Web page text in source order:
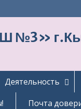
№3»
Деятельность
Почта